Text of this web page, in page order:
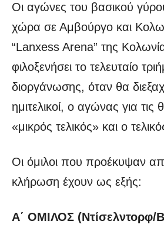
Οι αγώνες του βασικού
χώρα σε Αμβούργο και
“Lanxess Arena” της
φιλοξενήσει το τελευταίο
διοργάνωσης, όταν θα
ημιτελικοί, ο αγώνας για τις
«μικρός τελικός» και ο
Οι όμιλοι που προέκυψαν
κλήρωση έχουν ως εξής:
Α΄ ΟΜΙΛΟΣ (Ντίσελντορφ/